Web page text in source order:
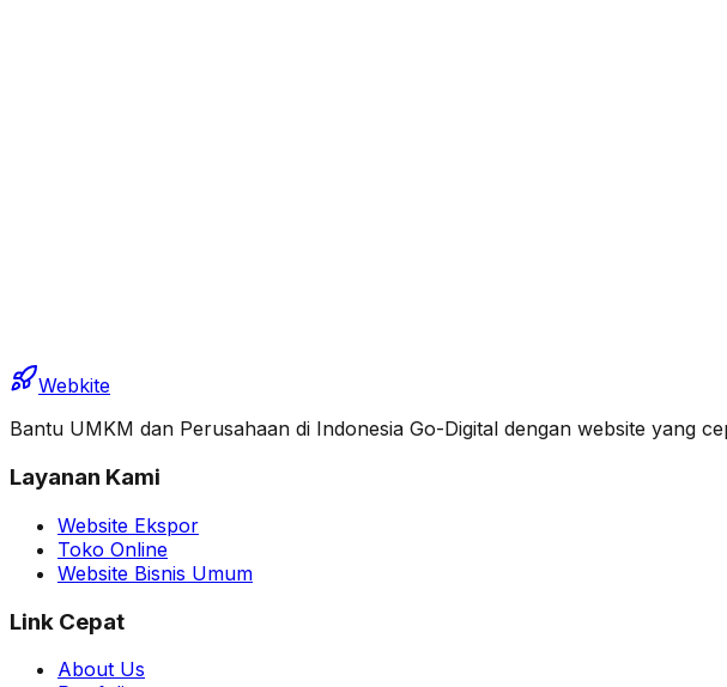
Webkite
Bantu UMKM dan Perusahaan di Indonesia Go-Digital dengan website yang
Layanan Kami
Website Ekspor
Toko Online
Website Bisnis Umum
Link Cepat
About Us